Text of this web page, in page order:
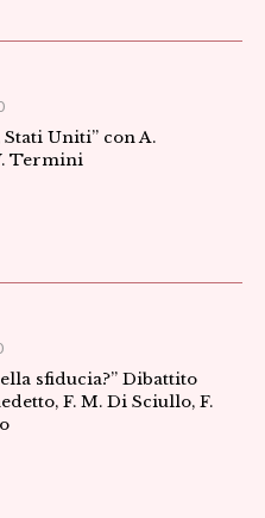
Stati Uniti” con A.
Termini
sfiducia?” Dibattito
F. M. Di Sciullo, F.